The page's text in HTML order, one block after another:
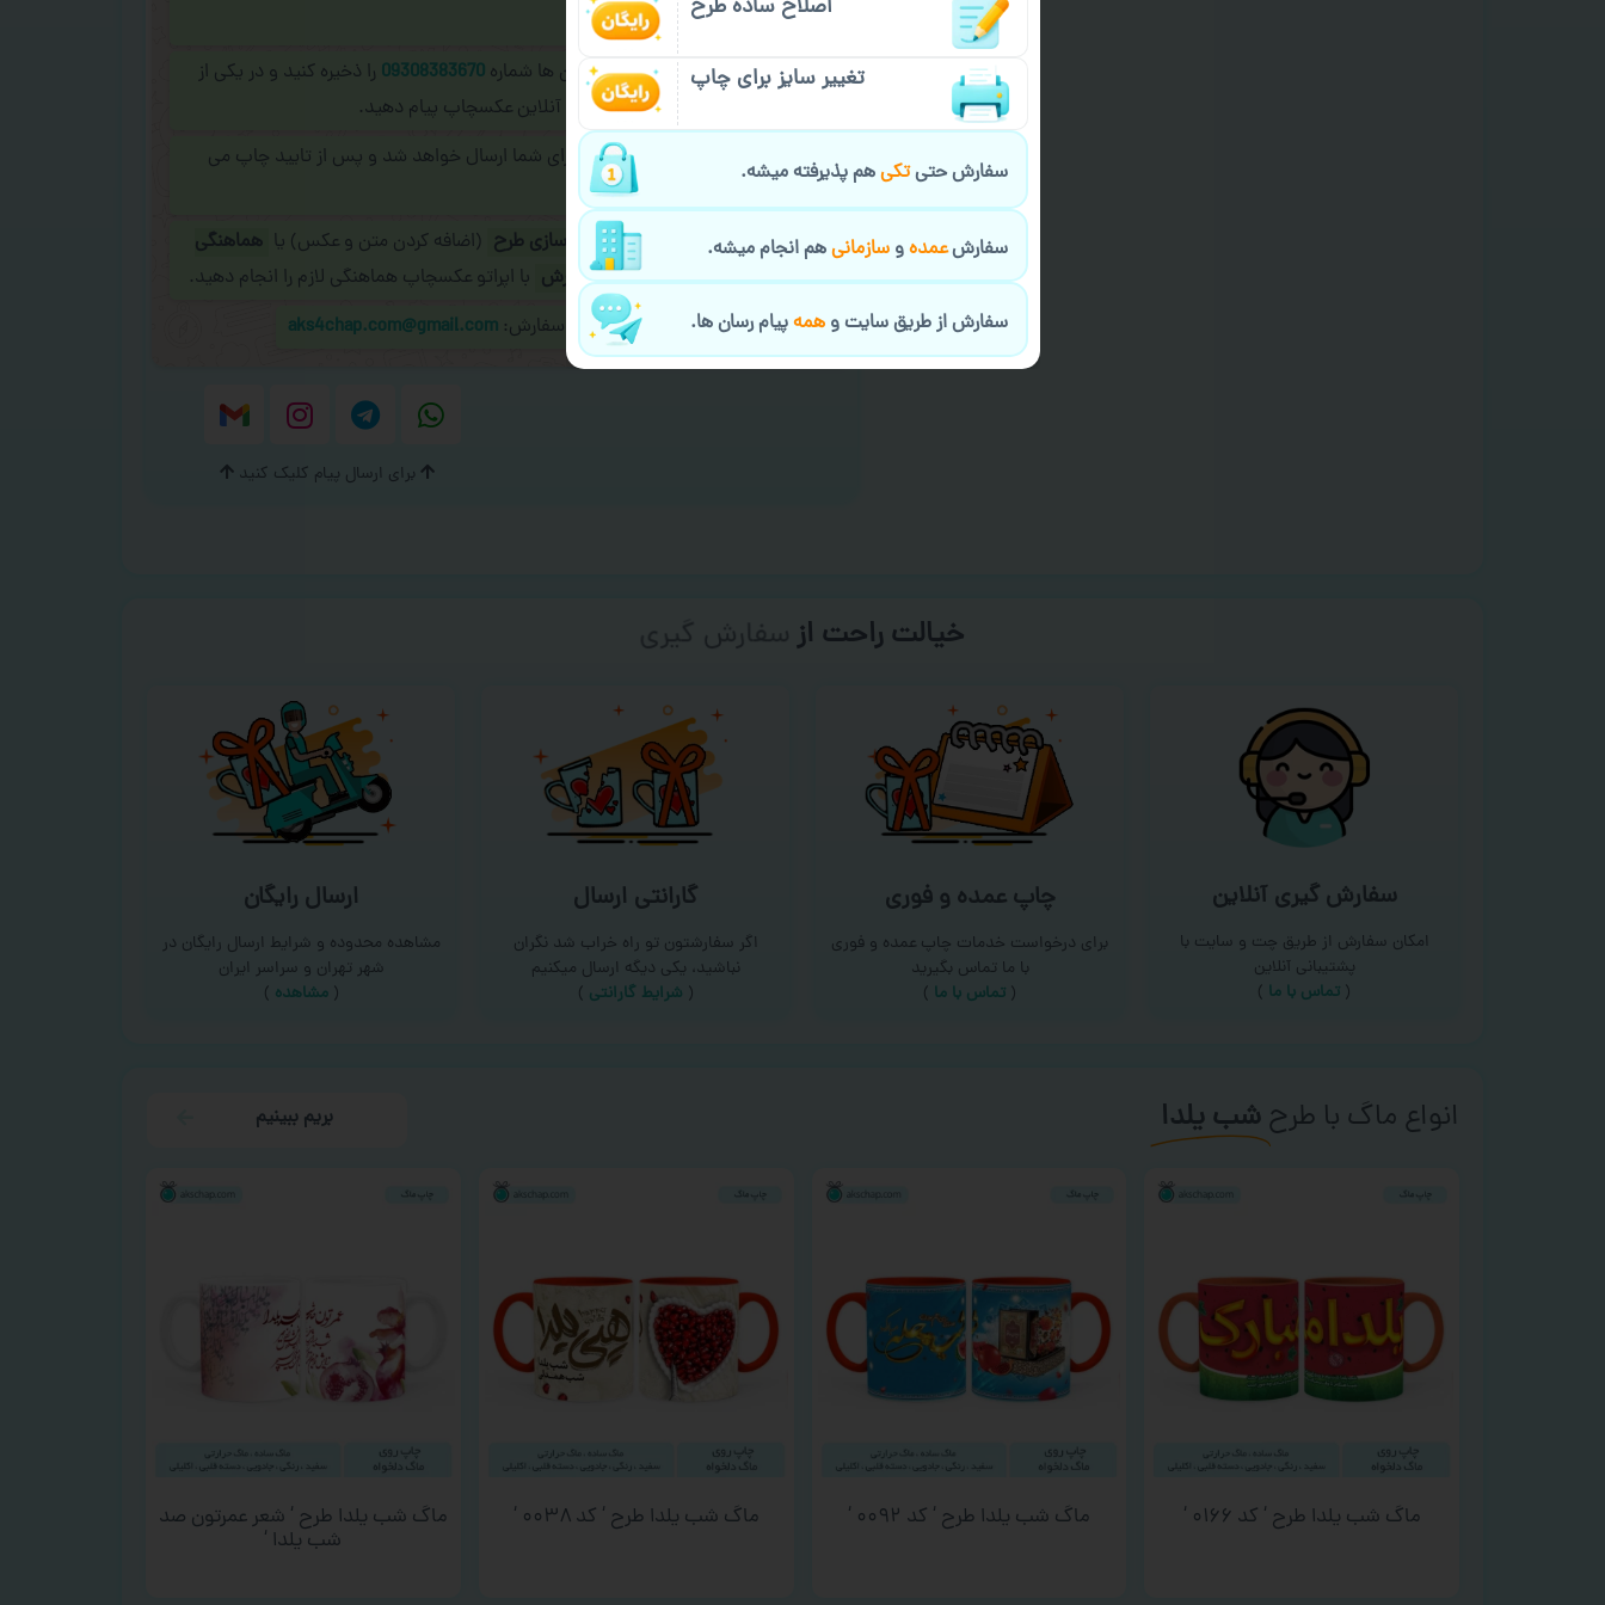
فرمایید.
برای ارسال پیام در پیام رسان ها شماره 09308383670 را ذخیره کنید و در یکی از
پیام رسان های زیر به اپراتور آنلاین عکسچاپ پیام دهید.
طراحی نهایی قبل از چاپ برای شما ارسال خواهد شد و پس از تایید چاپ می
در صورت نیاز به سفارشی سازی طرح (اضافه کردن متن و عکس) یا هماهنگی
ارسال و یا کادو کردن سفارش با اپراتو عکسچاپ هماهنگی لازم را انجام دهید.
ایمیل جهت ثبت یا پیگیری سفارش: aks4chap.com@gmail.com
برای ارسال پیام کلیک کنید
خیالت راحت از سفارش گیری
سفارش گیری آنلاین
امکان سفارش از طریق چت و سایت با
پشتیبانی آنلاین
( تماس با ما‌ )
چاپ عمده و فوری
برای درخواست خدمات چاپ عمده و فوری
با ما تماس بگیرید
( تماس با ما )
گارانتی ارسال
اگر سفارشتون تو راه خراب شد نگران
نباشید، یکی دیگه ارسال میکنیم
( شرایط گارانتی )
ارسال رایگان
مشاهده محدوده و شرایط ارسال رایگان در
شهر تهران و سراسر ایران
(مشاهده )
انواع ماگ با طرحشب یلدا بریم ببینیم
ماگ شب یلدا طرح ‘ کد ۰۱۶۶ ‘ ماگ شب یلدا طرح ‘ کد ۰۰۹۲ ‘ ماگ شب یلدا طرح ‘ کد ۰۰۳۸ ‘ ماگ شب یلدا طرح ‘ شعر عمرتون صد
شب یلدا ‘
اصلاح ساده طرح
تغییر سایز برای چاپ
سفارش حتیتکیهم پذیرفته میشه.
سفارشعمدهوسازمانیهم انجام میشه.
سفارش از طریق سایت وهمهپیام رسان ها.